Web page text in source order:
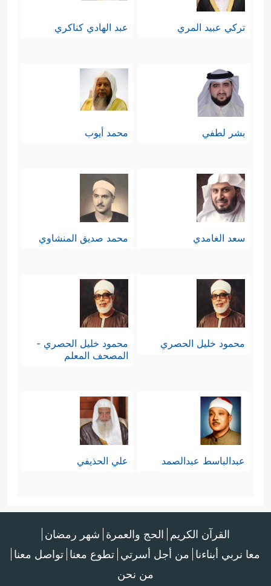
تركي عبيد المري عبد الهادي كناكري
بشر لطفي محمد أيوب
سعد الغامدي محمد صديق المنشاوي
محمود خليل الحصري
محمود خليل الحصري -
المصحف المعلم
عبدالباسط عبدالصمد علي الحذيفي
القرآن الكريم الحج والعمرة شهر رمضان
معا نربي أبناءنا من أجل أسرتي تطوع معنا تواصل معنا
من نحن